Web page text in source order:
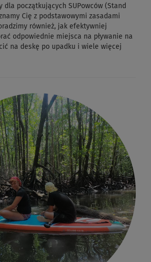
dla początkujących SUPowców (Stand
Cię z podstawowymi zasadami
również, jak efektywniej
odpowiednie miejsca na pływanie na
na deskę po upadku i wiele więcej